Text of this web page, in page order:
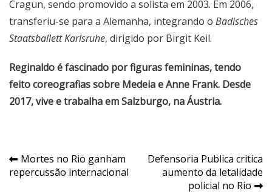
Cragun, sendo promovido a solista em 2003. Em 2006,
transferiu-se para a Alemanha, integrando o Badisches
Staatsballett Karlsruhe, dirigido por Birgit Keil.
Reginaldo é fascinado por figuras femininas, tendo
feito coreografias sobre Medeia e Anne Frank. Desde
2017, vive e trabalha em Salzburgo, na Áustria.
Navegação
de
Mortes no Rio ganham
repercussão internacional
Defensoria Publica critica
aumento da letalidade
policial no Rio